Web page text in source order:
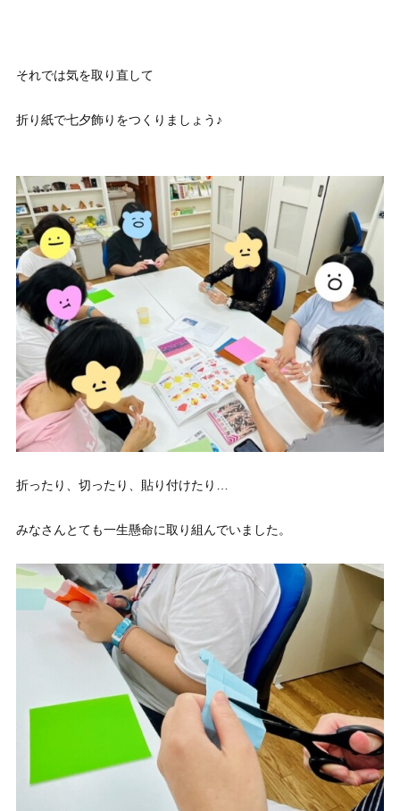
それでは気を取り直して
折り紙で七夕飾りをつくりましょう♪
折ったり、切ったり、貼り付けたり…
みなさんとても一生懸命に取り組んでいました。